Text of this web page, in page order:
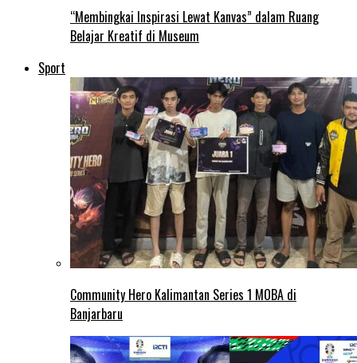
“Membingkai Inspirasi Lewat Kanvas” dalam Ruang
Belajar Kreatif di Museum
Sport
Community Hero Kalimantan Series 1 MOBA di
Banjarbaru